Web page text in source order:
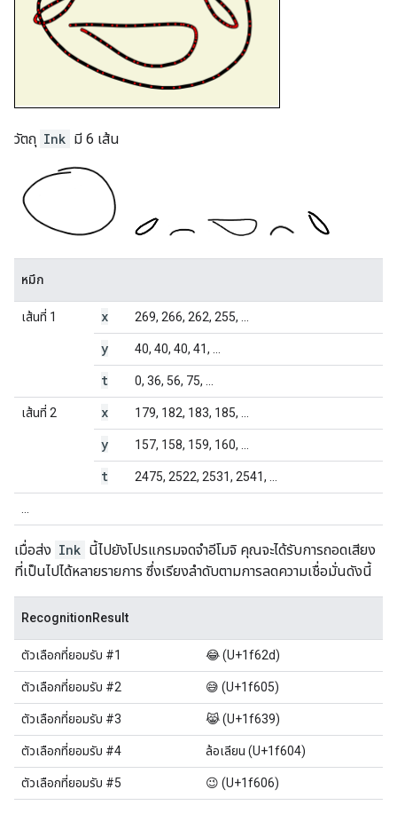
วัตถุ Ink มี 6 เส้น
หมึก
เส้นที่ 1 x 269, 266, 262, 255, ...
y 40, 40, 40, 41, ...
t 0, 36, 56, 75, ...
เส้นที่ 2 x 179, 182, 183, 185, ...
y 157, 158, 159, 160, ...
t 2475, 2522, 2531, 2541, ...
เมื่อส่ง Ink นี้ไปยังโปรแกรมจดจำอีโมจิ คุณจะได้รับการถอดเสียง
ที่เป็นไปได้หลายรายการ ซึ่งเรียงลำดับตามการลดความเชื่อมั่นดังนี้
RecognitionResult
ตัวเลือกที่ยอมรับ #1 😂 (U+1f62d)
ตัวเลือกที่ยอมรับ #2 😅 (U+1f605)
ตัวเลือกที่ยอมรับ #3 😹 (U+1f639)
ตัวเลือกที่ยอมรับ #4 ล้อเลียน (U+1f604)
ตัวเลือกที่ยอมรับ #5 😉 (U+1f606)